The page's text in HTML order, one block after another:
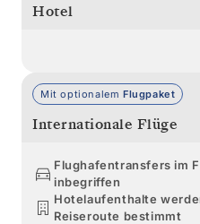
Hotel
Mit optionalem Flugpaket
Internationale Flüge
Flughafentransfers im
inbegriffen
Hotelaufenthalte
Reiseroute bestimmt